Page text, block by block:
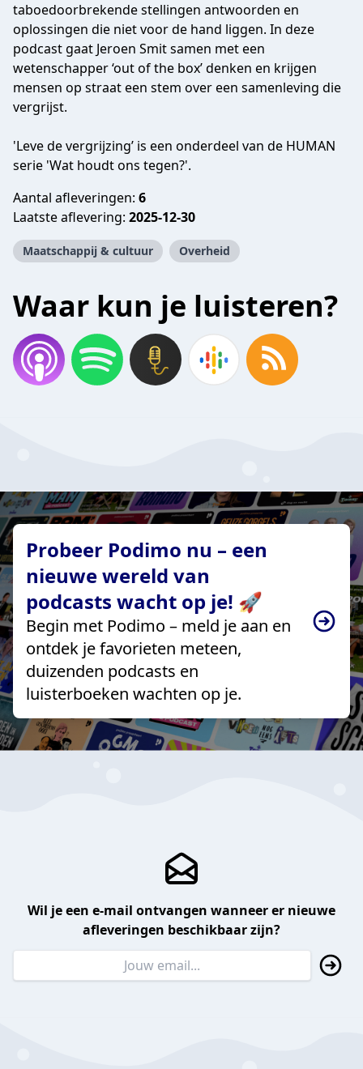
taboedoorbrekende stellingen antwoorden en
oplossingen die niet voor de hand liggen. In deze
podcast gaat Jeroen Smit samen met een
wetenschapper ‘out of the box’ denken en krijgen
mensen op straat een stem over een samenleving die
vergrijst.
'Leve de vergrijzing’ is een onderdeel van de HUMAN
serie 'Wat houdt ons tegen?'.
Aantal afleveringen: 6
Laatste aflevering: 2025-12-30
Maatschappij & cultuur Overheid
Waar kun je luisteren?
Probeer Podimo nu – een
nieuwe wereld van
podcasts wacht op je! 🚀
Begin met Podimo – meld je aan en
ontdek je favorieten meteen,
duizenden podcasts en
luisterboeken wachten op je.
Wil je een e-mail ontvangen wanneer er nieuwe
afleveringen beschikbaar zijn?